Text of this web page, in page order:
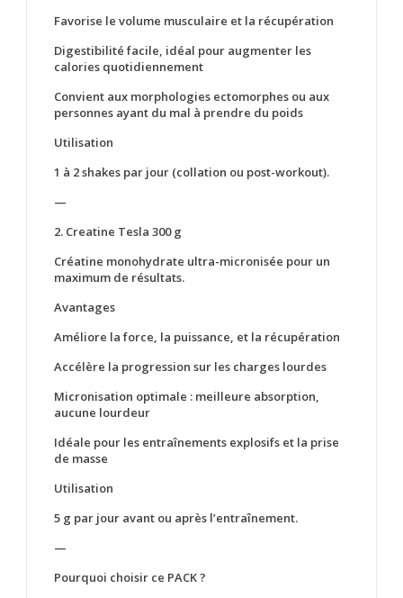
Favorise le volume musculaire et la récupération
Digestibilité facile, idéal pour augmenter les
calories quotidiennement
Convient aux morphologies ectomorphes ou aux
personnes ayant du mal à prendre du poids
Utilisation
1 à 2 shakes par jour (collation ou post-workout).
—
2. Creatine Tesla 300 g
Créatine monohydrate ultra-micronisée pour un
maximum de résultats.
Avantages
Améliore la force, la puissance, et la récupération
Accélère la progression sur les charges lourdes
Micronisation optimale : meilleure absorption,
aucune lourdeur
Idéale pour les entraînements explosifs et la prise
de masse
Utilisation
5 g par jour avant ou après l’entraînement.
—
Pourquoi choisir ce PACK ?